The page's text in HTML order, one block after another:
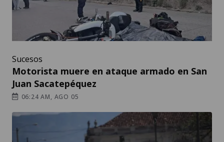
Sucesos
Motorista muere en ataque armado en San
Juan Sacatepéquez
06:24 AM, AGO 05